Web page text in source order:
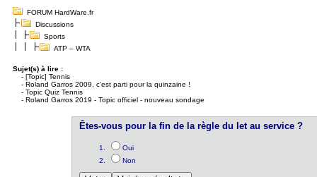
FORUM HardWare.fr
Discussions
Sports
ATP – WTA
Sujet(s) à lire :
- [Topic] Tennis
- Roland Garros 2009, c'est parti pour la quinzaine !
- Topic Quiz Tennis
- Roland Garros 2019 - Topic officiel - nouveau sondage
Êtes-vous pour la fin de la règle du let au service ?
Oui
Non